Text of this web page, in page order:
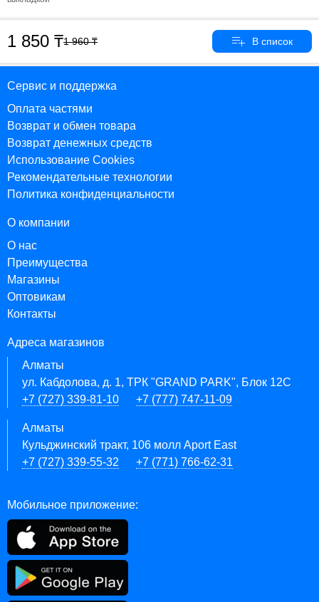
1 850 1 960
Сервис и поддержка
Оплата частями
Возврат и обмен товара
Возврат денежных средств
Использование Cookies
Рекомендательные технологии
Политика конфиденциальности
О компании
О нас
Преимущества
Магазины
Оптовикам
Контакты
Адреса магазинов
Алматы
ул. Кабдолова, д. 1, ТРК "GRAND PARK", Блок 12C
+7 (727) 339-81-10
+7 (777) 747-11-09
Алматы
Кульджинский тракт, 106 молл Aport East
+7 (727) 339-55-32
+7 (771) 766-62-31
Мобильное приложение: